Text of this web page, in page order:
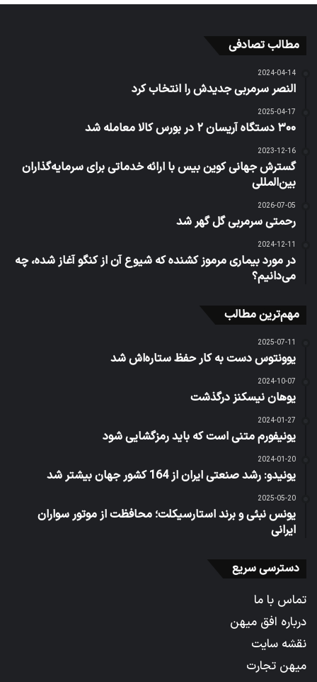
مطالب تصادفی
2024-04-14
النصر سرمربی جدیدش را انتخاب کرد
2025-04-17
۳۰۰ دستگاه آریسان ۲ در بورس کالا معامله شد
2023-12-16
گسترش جهانی کوین بیس با ارائه خدماتی برای سرمایه‌گذاران
بین‌المللی
2026-07-05
رحمتی سرمربی گل گهر شد
2024-12-11
در مورد بیماری مرموز کشنده که شیوع آن از کنگو آغاز شده، چه
می‌دانیم؟
مهم‌ترین مطالب
2025-07-11
یوونتوس دست به کار حفظ ستاره‌اش شد
2024-10-07
یوهان نیسکنز درگذشت
2024-01-27
یونیفورم متنی است که باید رمزگشایی شود
2024-01-20
یونیدو: رشد صنعتی ایران از 164 کشور جهان بیشتر شد
2025-05-20
یونس نبئی و برند استارسیکلت؛ محافظت از موتور سواران
ایرانی
دسترسی سریع
تماس با ما
درباره افق میهن
نقشه سایت
میهن تجارت